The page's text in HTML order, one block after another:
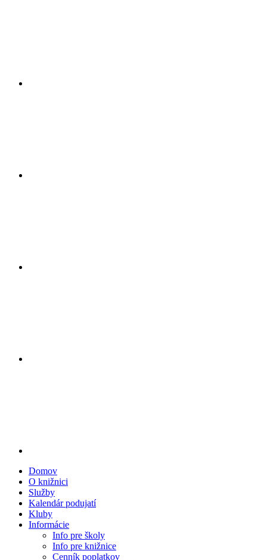
Domov
O knižnici
Služby
Kalendár podujatí
Kluby
Informácie
Info pre školy
Info pre knižnice
Cenník poplatkov